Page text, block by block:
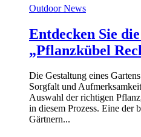
Outdoor News
Entdecken Sie
„Pflanzkübel
Die Gestaltung eines
Sorgfalt und
Auswahl der richtigen
in diesem Prozess. Eine der
Gärtnern...